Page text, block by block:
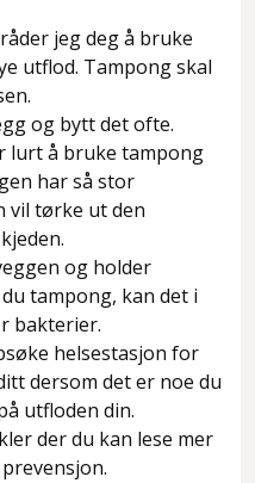
jeg deg å bruke
utflod. Tampong skal
og bytt det ofte.
lurt å bruke tampong
har så stor
vil tørke ut den
og holder
tampong, kan det i
bakterier.
helsestasjon for
dersom det er noe du
utfloden din.
der du kan lese mer